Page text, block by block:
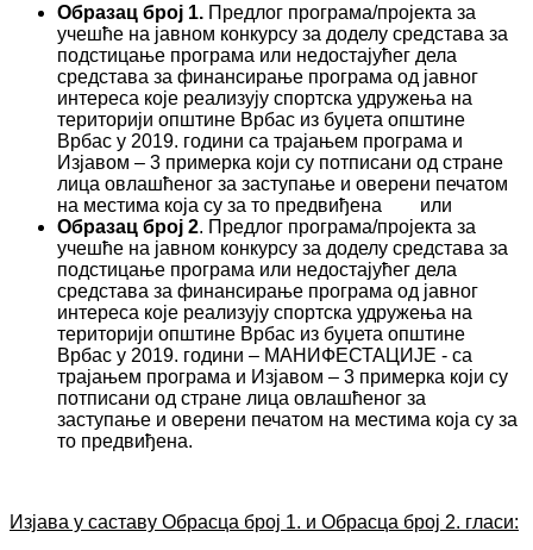
Образац број 1. Предлог програма/пројекта за
учешће на јавном конкурсу за доделу средстава за
подстицање програма или недостајућег дела
средстава за финансирање програма од јавног
интереса које реализују спортска удружења на
територији општине Врбас из буџета општине
Врбас у 2019. години са трајањем програма и
Изјавом – 3 примерка који су потписани од стране
лица овлашћеног за заступање и оверени печатом
на местима која су за то предвиђена или
Образац број 2. Предлог програма/пројекта за
учешће на јавном конкурсу за доделу средстава за
подстицање програма или недостајућег дела
средстава за финансирање програма од јавног
интереса које реализују спортска удружења на
територији општине Врбас из буџета општине
Врбас у 2019. години – МАНИФЕСТАЦИЈЕ - са
трајањем програма и Изјавом – 3 примерка који су
потписани од стране лица овлашћеног за
заступање и оверени печатом на местима која су за
то предвиђена.
Изјава у саставу Обрасца број 1. и Обрасца број 2. гласи: